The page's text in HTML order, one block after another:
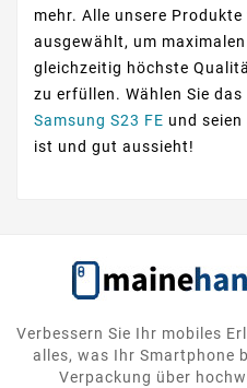
mehr. Alle unsere
ausgewählt, um
gleichzeitig höchste
zu erfüllen. Wählen Sie
Samsung S23 FE und seien
ist und gut aussieht!
Verbessern Sie Ihr mobiles
alles, was Ihr Smartphone
Verpackung über